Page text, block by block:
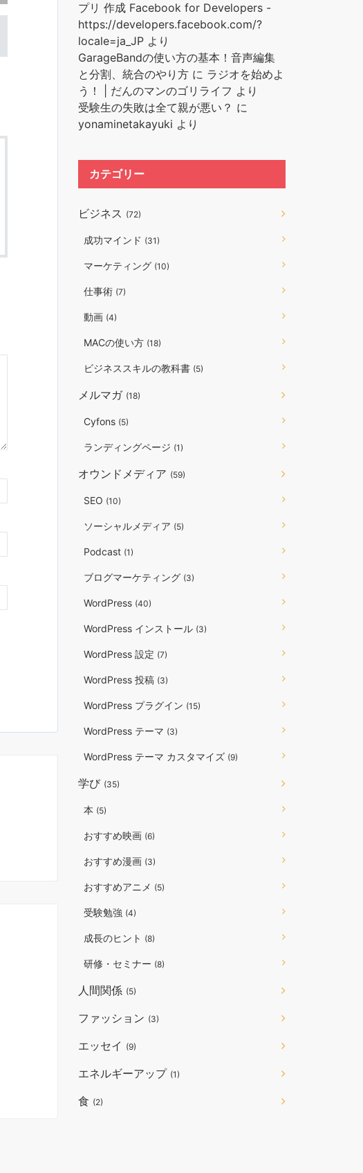
プリ 作成 Facebook for Developers -
https://developers.facebook.com/?
locale=ja_JP より
GarageBandの使い方の基本！音声編集
と分割、統合のやり方 に ラジオを始めよ
う！ | だんのマンのゴリライフ より
受験生の失敗は全て親が悪い？ に
yonaminetakayuki より
カテゴリー
ビジネス (72)
成功マインド (31)
マーケティング (10)
仕事術 (7)
動画 (4)
MACの使い方 (18)
ビジネススキルの教科書 (5)
メルマガ (18)
Cyfons (5)
ランディングページ (1)
オウンドメディア (59)
SEO (10)
ソーシャルメディア (5)
Podcast (1)
ブログマーケティング (3)
WordPress (40)
WordPress インストール (3)
WordPress 設定 (7)
WordPress 投稿 (3)
WordPress プラグイン (15)
WordPress テーマ (3)
WordPress テーマ カスタマイズ (9)
学び (35)
本 (5)
おすすめ映画 (6)
おすすめ漫画 (3)
おすすめアニメ (5)
受験勉強 (4)
成長のヒント (8)
研修・セミナー (8)
人間関係 (5)
ファッション (3)
エッセイ (9)
エネルギーアップ (1)
食 (2)